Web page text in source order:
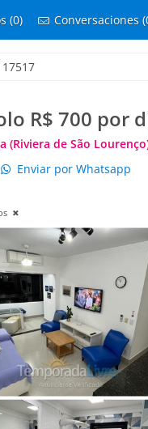
(0) Conversaciones
R$ 700 por
(Riviera de São
Enviar por Whatsapp